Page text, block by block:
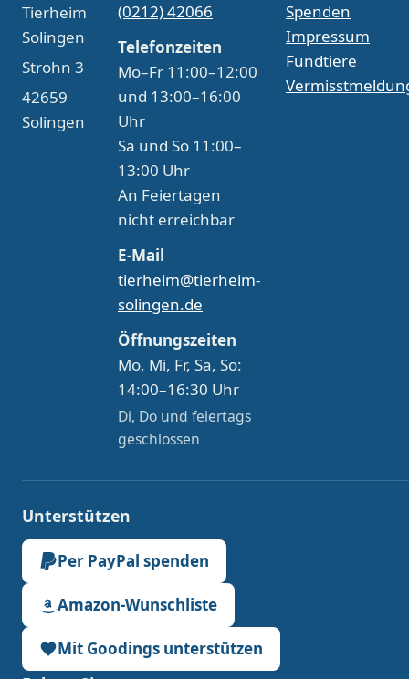
Tierheim
Solingen
Strohn 3
42659
Solingen
(0212) 42066
Telefonzeiten
Mo–Fr 11:00–12:00
und 13:00–16:00
Uhr
Sa und So 11:00–
13:00 Uhr
An Feiertagen
nicht erreichbar
E-Mail
tierheim@tierheim-
solingen.de
Öffnungszeiten
Mo, Mi, Fr, Sa, So:
14:00–16:30 Uhr
Di, Do und feiertags
geschlossen
Spenden
Impressum
Fundtiere
Unterstützen
Per PayPal spenden
Amazon-Wunschliste
Mit Goodings unterstützen